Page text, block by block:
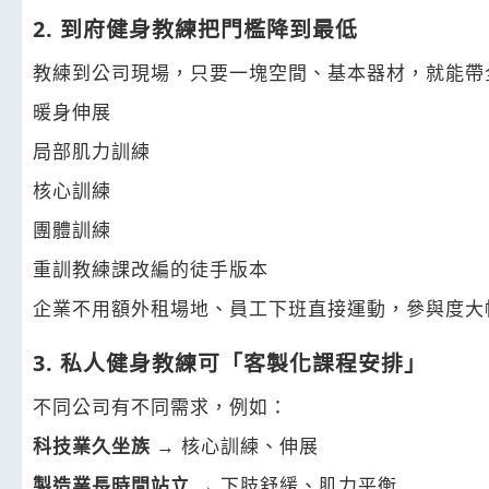
2. 到府健身教練把門檻降到最低
教練到公司現場，只要一塊空間、基本器材，就能帶
暖身伸展
局部肌力訓練
核心訓練
團體訓練
重訓教練課改編的徒手版本
企業不用額外租場地、員工下班直接運動，參與度大
3. 私人健身教練可「客製化課程安排」
不同公司有不同需求，例如：
科技業久坐族 → 核心訓練、伸展